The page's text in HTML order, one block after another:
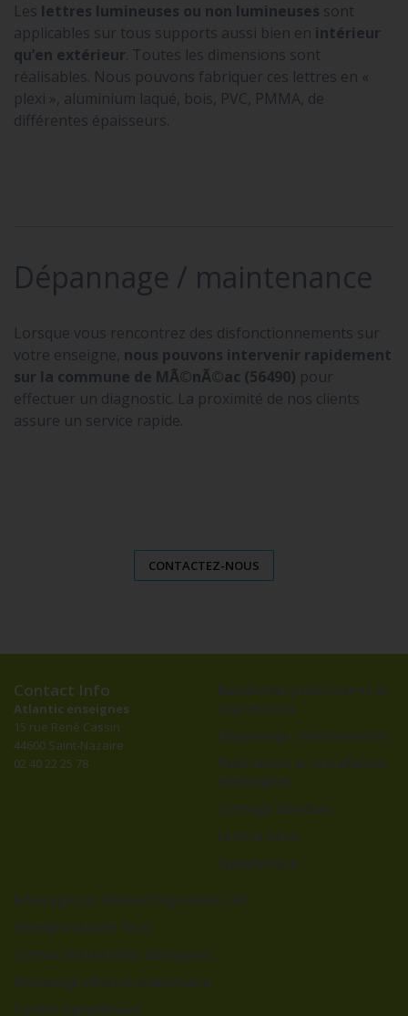
Les lettres lumineuses ou non lumineuses sont
applicables sur tous supports aussi bien en intérieur
qu’en extérieur. Toutes les dimensions sont
réalisables. Nous pouvons fabriquer ces lettres en «
plexi », aluminium laqué, bois, PVC, PMMA, de
différentes épaisseurs.
Dépannage / maintenance
Lorsque vous rencontrez des disfonctionnements sur
votre enseigne, nous pouvons intervenir rapidement
sur la commune de MÃ©nÃ©ac (56490) pour
effectuer un diagnostic. La proximité de nos clients
assure un service rapide.
CONTACTEZ-NOUS
Contact Info
Atlantic enseignes
15 rue René Cassin
44600 Saint-Nazaire
02 40 22 25 78
Banderoles publicitaires et
impressions
Dépannage / Maintenance
Fabrication et installation
d’enseignes
Lettrage bandeau
Lettres néon
Signalétique
Éclairage par silhouettage néon, LED
Enseigne double face
Lettres individuelles découpées
Marquage véhicule publicitaire
Totem signalétique